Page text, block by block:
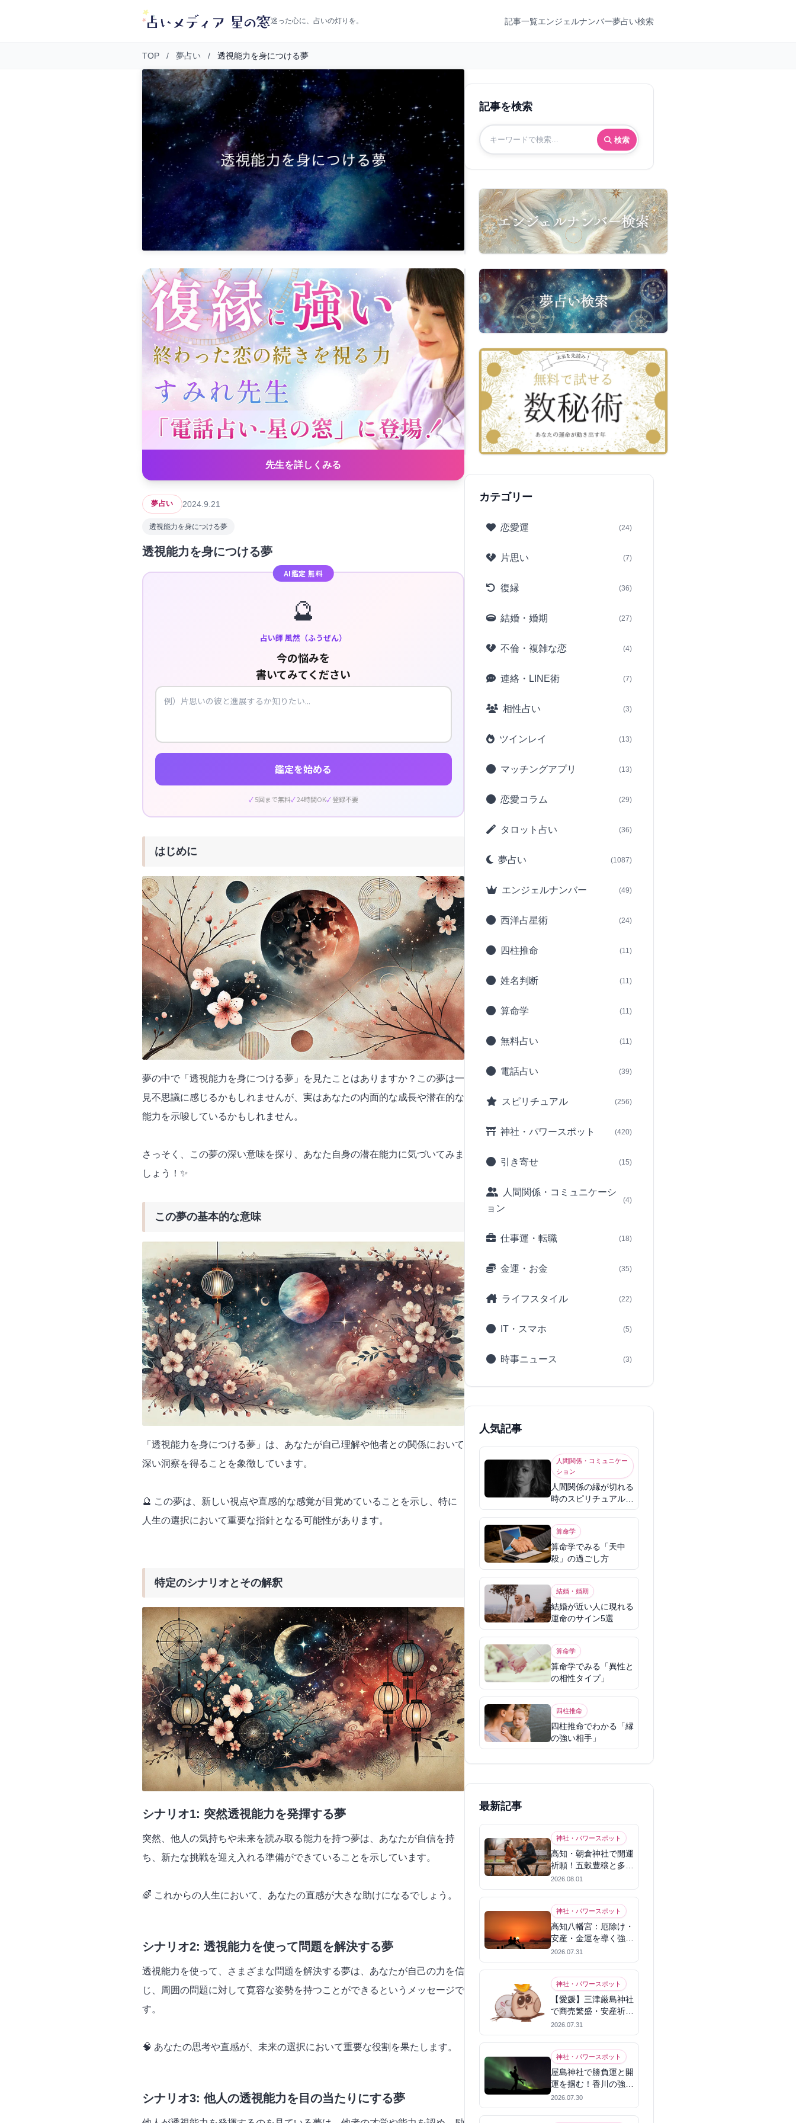
迷った心に、占いの灯りを。 記事一覧エンジェルナンバー夢占い検索
TOP / 夢占い / 透視能力を身につける夢
先生を詳しくみる
夢占い 2024.9.21
透視能力を身につける夢
透視能力を身につける夢
AI鑑定 無料
🔮
占い師 風然（ふうぜん）
今の悩みを
書いてみてください
鑑定を始める
5回まで無料 24時間OK 登録不要
はじめに
夢の中で「透視能力を身につける夢」を見たことはありますか？この夢は一
見不思議に感じるかもしれませんが、実はあなたの内面的な成長や潜在的な
能力を示唆しているかもしれません。
さっそく、この夢の深い意味を探り、あなた自身の潜在能力に気づいてみま
しょう！✨
この夢の基本的な意味
「透視能力を身につける夢」は、あなたが自己理解や他者との関係において
深い洞察を得ることを象徴しています。
🔮 この夢は、新しい視点や直感的な感覚が目覚めていることを示し、特に
人生の選択において重要な指針となる可能性があります。
特定のシナリオとその解釈
シナリオ1: 突然透視能力を発揮する夢
突然、他人の気持ちや未来を読み取る能力を持つ夢は、あなたが自信を持
ち、新たな挑戦を迎え入れる準備ができていることを示しています。
🌈 これからの人生において、あなたの直感が大きな助けになるでしょう。
シナリオ2: 透視能力を使って問題を解決する夢
透視能力を使って、さまざまな問題を解決する夢は、あなたが自己の力を信
じ、周囲の問題に対して寛容な姿勢を持つことができるというメッセージで
す。
🧠 あなたの思考や直感が、未来の選択において重要な役割を果たします。
シナリオ3: 他人の透視能力を目の当たりにする夢
記事を検索
検索
カテゴリー
恋愛運 (24)
片思い (7)
復縁 (36)
結婚・婚期 (27)
不倫・複雑な恋 (4)
連絡・LINE術 (7)
相性占い (3)
ツインレイ (13)
マッチングアプリ (13)
恋愛コラム (29)
タロット占い (36)
夢占い (1087)
エンジェルナンバー (49)
西洋占星術 (24)
四柱推命 (11)
姓名判断 (11)
算命学 (11)
無料占い (11)
電話占い (39)
スピリチュアル (256)
神社・パワースポット (420)
引き寄せ (15)
人間関係・コミュニケーシ
ョン
(4)
仕事運・転職 (18)
金運・お金 (35)
ライフスタイル (22)
IT・スマホ (5)
時事ニュース (3)
人気記事
人間関係・コミュニケー
ション
人間関係の縁が切れる
時のスピリチュアル意
味
算命学
算命学でみる「天中
殺」の過ごし方
結婚・婚期
結婚が近い人に現れる
運命のサイン5選
算命学
算命学でみる「異性と
の相性タイプ」
四柱推命
四柱推命でわかる「縁
の強い相手」
最新記事
神社・パワースポット
高知・朝倉神社で開運
祈願！五穀豊穣と多幸
を呼ぶパワースポット
2026.08.01
神社・パワースポット
高知八幡宮：厄除け・
安産・金運を導く強力
パワースポット
2026.07.31
神社・パワースポット
【愛媛】三津厳島神社
で商売繁盛・安産祈
願！宗像三女神のパワ
ーを授かる
2026.07.31
神社・パワースポット
屋島神社で勝負運と開
運を掴む！香川の強力
パワースポット
2026.07.30